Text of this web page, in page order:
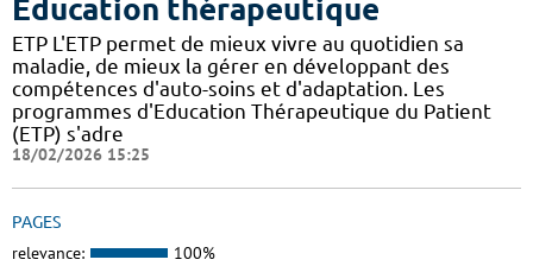
Éducation thérapeutique
ETP L'ETP permet de mieux vivre au quotidien sa
maladie, de mieux la gérer en développant des
compétences d'auto-soins et d'adaptation. Les
programmes d'Education Thérapeutique du Patient
(ETP) s'adre
18/02/2026 15:25
PAGES
relevance: 100%